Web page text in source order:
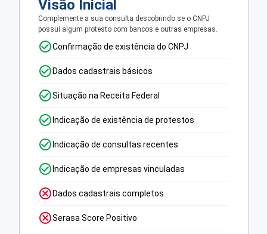
Visão Inicial
Complemente a sua consulta descobrindo se o CNPJ
possui algum protesto com bancos e outras empresas.
Confirmação de existência do CNPJ
Dados cadastrais básicos
Situação na Receita Federal
Indicação de existência de protestos
Indicação de consultas recentes
Indicação de empresas vinculadas
Dados cadastrais completos
Serasa Score Positivo